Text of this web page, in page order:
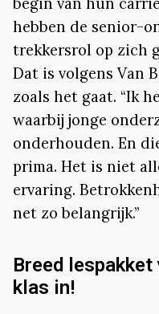
hebben de senior-
trekkersrol op zich
Dat is volgens Van
zoals het gaat. “Ik
waarbij jonge
onderhouden. En
prima. Het is niet
ervaring.
net zo belangrijk.”
Breed
klas in!